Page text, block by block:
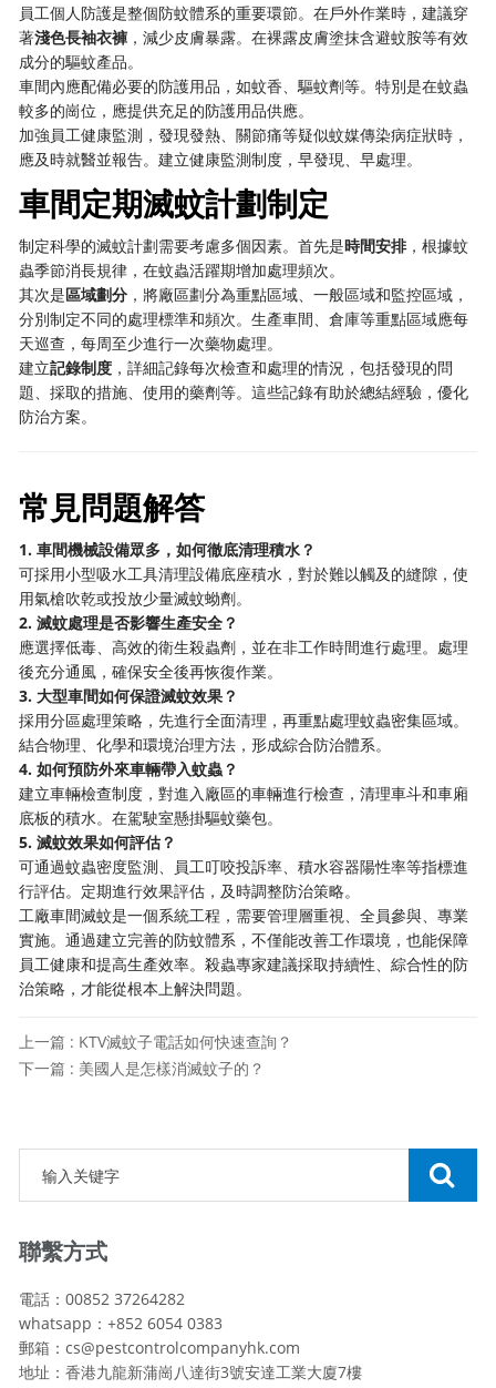
員工個人防護是整個防蚊體系的重要環節。在戶外作業時，建議穿
著淺色長袖衣褲 ，減少皮膚暴露。在裸露皮膚塗抹含避蚊胺等有效
成分的驅蚊產品。
車間內應配備必要的防護用品，如蚊香、驅蚊劑等。特別是在蚊蟲
較多的崗位，應提供充足的防護用品供應。
加強員工健康監測，發現發熱、關節痛等疑似蚊媒傳染病症狀時，
應及時就醫並報告。建立健康監測制度，早發現、早處理。
車間定期滅蚊計劃制定
制定科學的滅蚊計劃需要考慮多個因素。首先是時間安排，根據蚊
蟲季節消長規律，在蚊蟲活躍期增加處理頻次。
其次是區域劃分 ，將廠區劃分為重點區域、一般區域和監控區域，
分別制定不同的處理標準和頻次。生產車間、倉庫等重點區域應每
天巡查，每周至少進行一次藥物處理。
建立記錄制度 ，詳細記錄每次檢查和處理的情況，包括發現的問
題、採取的措施、使用的藥劑等。這些記錄有助於總結經驗，優化
防治方案。
常見問題解答
1. 車間機械設備眾多，如何徹底清理積水？
可採用小型吸水工具清理設備底座積水，對於難以觸及的縫隙，使
用氣槍吹乾或投放少量滅蚊蚴劑。
2. 滅蚊處理是否影響生產安全？
應選擇低毒、高效的衛生殺蟲劑，並在非工作時間進行處理。處理
後充分通風，確保安全後再恢復作業。
3. 大型車間如何保證滅蚊效果？
採用分區處理策略，先進行全面清理，再重點處理蚊蟲密集區域。
結合物理、化學和環境治理方法，形成綜合防治體系。
4. 如何預防外來車輛帶入蚊蟲？
建立車輛檢查制度，對進入廠區的車輛進行檢查，清理車斗和車廂
底板的積水。在駕駛室懸掛驅蚊藥包。
5. 滅蚊效果如何評估？
可通過蚊蟲密度監測、員工叮咬投訴率、積水容器陽性率等指標進
行評估。定期進行效果評估，及時調整防治策略。
工廠車間滅蚊是一個系統工程，需要管理層重視、全員參與、專業
實施。通過建立完善的防蚊體系，不僅能改善工作環境，也能保障
員工健康和提高生產效率。殺蟲專家建議採取持續性、綜合性的防
治策略，才能從根本上解決問題。
上一篇 : KTV滅蚊子電話如何快速查詢？
下一篇 : 美國人是怎樣消滅蚊子的？
聯繫方式
電話：00852 37264282
whatsapp：+852 6054 0383
郵箱：cs@pestcontrolcompanyhk.com
地址：香港九龍新蒲崗八達街3號安達工業大廈7樓